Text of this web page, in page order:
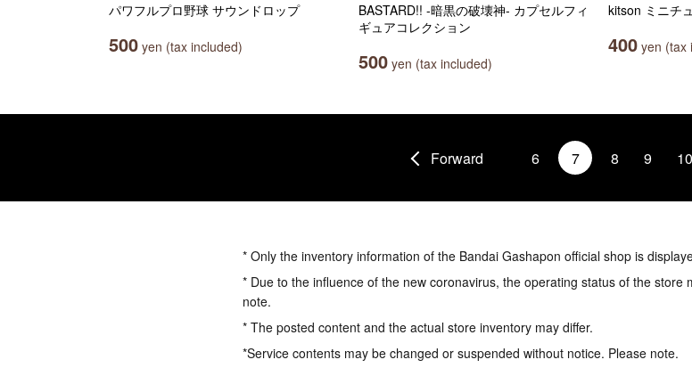
パワフルプロ野球 サウンドロップ
500 yen (tax included)
BASTARD!! -暗黒の破壊神- カプセルフィ
ギュアコレクション
500 yen (tax included)
kitson ミニチ
400 yen (tax
Forward 6 7 8 9 10
* Only the inventory information of the Bandai Gashapon official shop is
* Due to the influence of the new coronavirus, the operating status of the store
note.
* The posted content and the actual store inventory may differ.
*Service contents may be changed or suspended without notice. Please note.